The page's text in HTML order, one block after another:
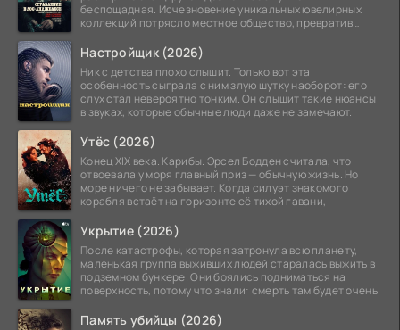
беспощадная. Исчезновение уникальных ювелирных
коллекций потрясло местное общество, превратив
Настройщик (2026)
Ник с детства плохо слышит. Только вот эта
особенность сыграла с ним злую шутку наоборот: его
слух стал невероятно тонким. Он слышит такие нюансы
в звуках, которые обычные люди даже не замечают.
Утёс (2026)
Конец XIX века. Карибы. Эрсел Бодден считала, что
отвоевала у моря главный приз — обычную жизнь. Но
море ничего не забывает. Когда силуэт знакомого
корабля встаёт на горизонте её тихой гавани,
Укрытие (2026)
После катастрофы, которая затронула всю планету,
маленькая группа выживших людей старалась выжить в
подземном бункере. Они боялись подниматься на
поверхность, потому что знали: смерть там будет очень
Память убийцы (2026)